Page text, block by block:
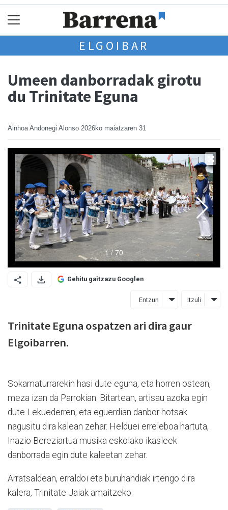
ELGOIBAR
Umeen danborradak girotu
du Trinitate Eguna
Ainhoa Andonegi Alonso 2026ko maiatzaren 31
Gehitu gaitzazu Googlen
Entzun Itzuli
Trinitate Eguna ospatzen ari dira gaur
Elgoibarren.
Sokamaturrarekin hasi dute eguna, eta horren ostean,
meza izan da Parrokian. Bitartean, artisau azoka egin
dute Lekuederren, eta eguerdian danbor hotsak
nagusitu dira kalean zehar. Helduei erreleboa hartuta,
Inazio Bereziartua musika eskolako ikasleek
danborrada egin dute kaleetan zehar.
Arratsaldean, erraldoi eta buruhandiak irtengo dira
kalera, Trinitate Jaiak amaitzeko.